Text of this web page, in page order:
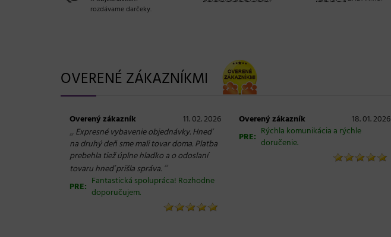
rozdávame darčeky.
OVERENÉ ZÁKAZNÍKMI
Overený zákazník 11. 02. 2026
„ Expresné vybavenie objednávky. Hneď
na druhý deň sme mali tovar doma. Platba
prebehla tiež úplne hladko a o odoslaní
tovaru hneď prišla správa. “
PRE: Fantastická spolupráca! Rozhodne
doporučujem.
Overený zákazník
18. 01. 2026
PRE: Rýchla komunikácia a rýchle
doručenie.